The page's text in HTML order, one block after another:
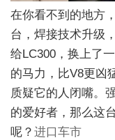
在你看不到的地方
台，焊接技术升级
给LC300，换上了
的马力，比V8更凶
质疑它的人闭嘴。
的爱好者，那么这
呢？ 进口车市